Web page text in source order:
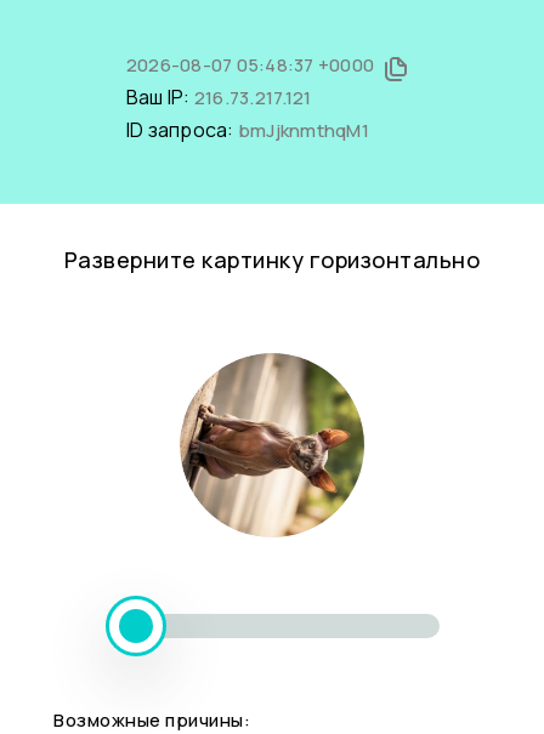
2026-08-07 05:48:37 +0000
Ваш IP: 216.73.217.121
ID запроса: bmJjknmthqM1
Разверните картинку горизонтально
Возможные причины: